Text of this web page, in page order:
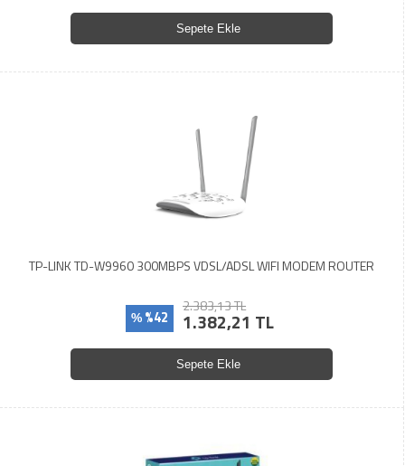
Sepete Ekle
TP-LINK TD-W9960 300MBPS VDSL/ADSL WIFI MODEM ROUTER
% %42
2.383,13 TL
1.382,21 TL
Sepete Ekle